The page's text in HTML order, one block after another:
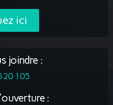
ici
joindre :
105
: